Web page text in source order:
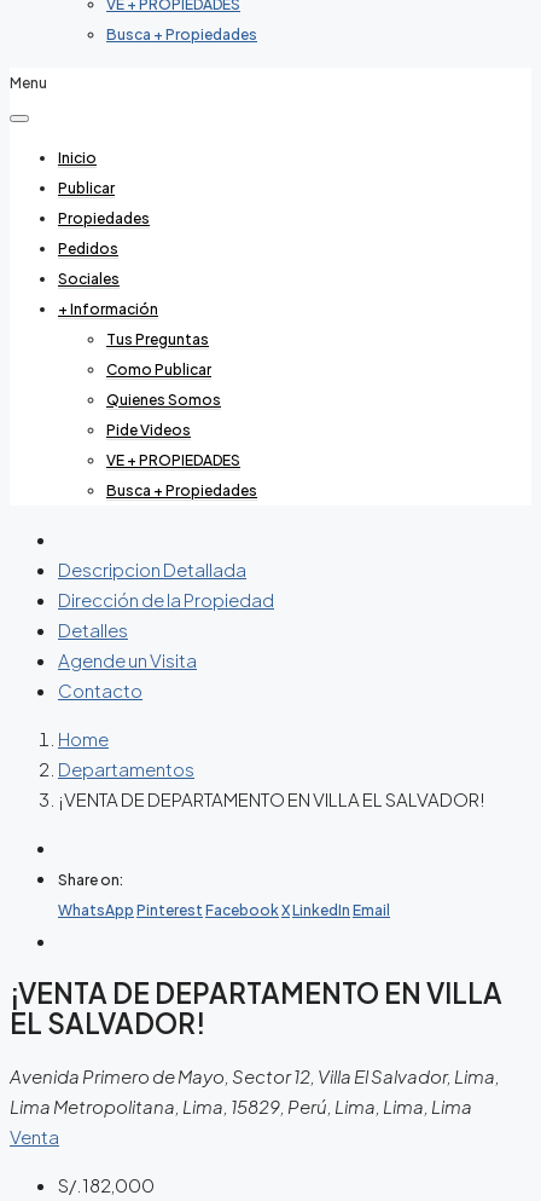
VE + PROPIEDADES
Busca + Propiedades
Menu
Inicio
Publicar
Propiedades
Pedidos
Sociales
+ Información
Tus Preguntas
Como Publicar
Quienes Somos
Pide Videos
VE + PROPIEDADES
Busca + Propiedades
Descripcion Detallada
Dirección de la Propiedad
Detalles
Agende un Visita
Contacto
Home
Departamentos
¡VENTA DE DEPARTAMENTO EN VILLA EL SALVADOR!
Share on:
WhatsApp Pinterest FacebookXLinkedIn Email
¡VENTA DE DEPARTAMENTO EN VILLA
EL SALVADOR!
Avenida Primero de Mayo, Sector 12, Villa El Salvador, Lima,
Lima Metropolitana, Lima, 15829, Perú, Lima, Lima, Lima
Venta
S/.182,000